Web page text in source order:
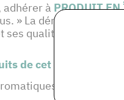
adhérer à PRODUIT
» La démarche lui
ses qualités gustatives.
de cet adhérent :
et